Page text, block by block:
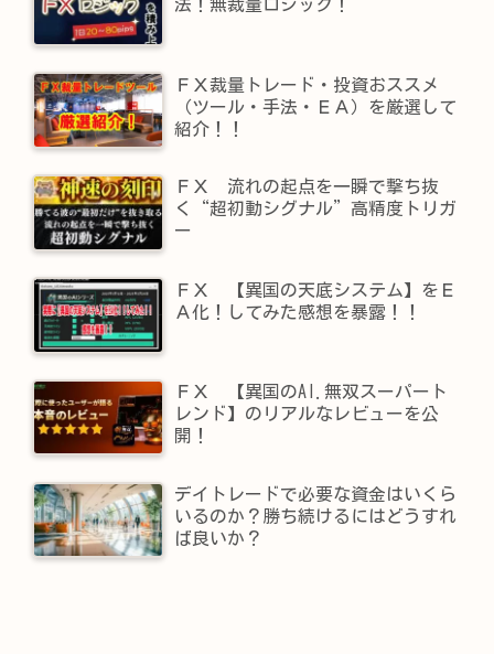
法！無裁量ロジック！
ＦＸ裁量トレード・投資おススメ
（ツール・手法・ＥＡ）を厳選して
紹介！！
ＦＸ 流れの起点を一瞬で撃ち抜
く“超初動シグナル”高精度トリガ
ー
ＦＸ 【異国の天底システム】をＥ
Ａ化！してみた感想を暴露！！
ＦＸ 【異国のAI.無双スーパート
レンド】​のリアルなレビューを公
開！
デイトレードで必要な資金はいくら
いるのか？勝ち続けるにはどうすれ
ば良いか？